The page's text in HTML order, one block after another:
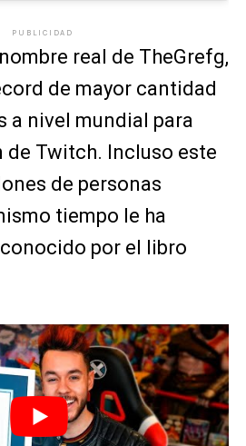
PUBLICIDAD
real de TheGrefg,
de mayor cantidad
a nivel mundial para
de Twitch. Incluso este
de personas
tiempo le ha
por el libro